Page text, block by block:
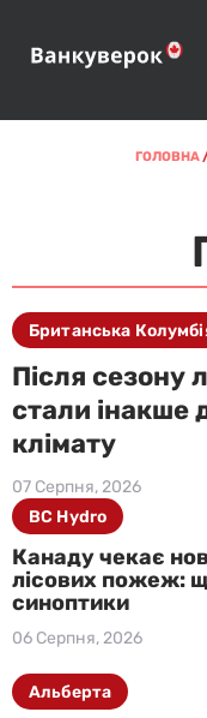
ГОЛОВНА
Після сезону
стали інакше
клімату
07 Серпня, 2026
Британська
Канаду чекає
лісових пожеж:
синоптики
06 Серпня, 2026
BC Hydro
Альберта